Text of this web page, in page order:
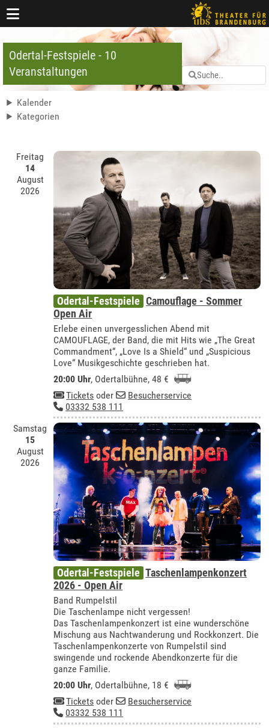
Odertal-Festspiele - 10
Veranstaltungen
Kalender
Kategorien
Freitag
14
August
2026
Odertal-Festspiele Camouflage - Sommer
Open Air
Erlebe einen unvergesslichen Abend mit
CAMOUFLAGE, der Band, die mit Hits wie „The Great
Commandment“, „Love Is a Shield“ und „Suspicious
Love“ Musikgeschichte geschrieben hat.
20:00 Uhr, Odertalbühne, 48 €
Tickets oder
Besucherservice
03332 538 111
Samstag
15
August
2026
Odertal-Festspiele Taschenlampenkonzert
2026 - Open Air
Band Rumpelstil
Die Taschenlampe nicht vergessen!
Das Taschenlampenkonzert ist eine wunderschöne
Mischung aus Nachtwanderung und Rockkonzert. Die
Taschenlampenkonzerte von Rumpelstil sind
swingende und rockende Abendkonzerte für die
ganze Familie.
20:00 Uhr, Odertalbühne, 18 €
Tickets oder
Besucherservice
03332 538 111